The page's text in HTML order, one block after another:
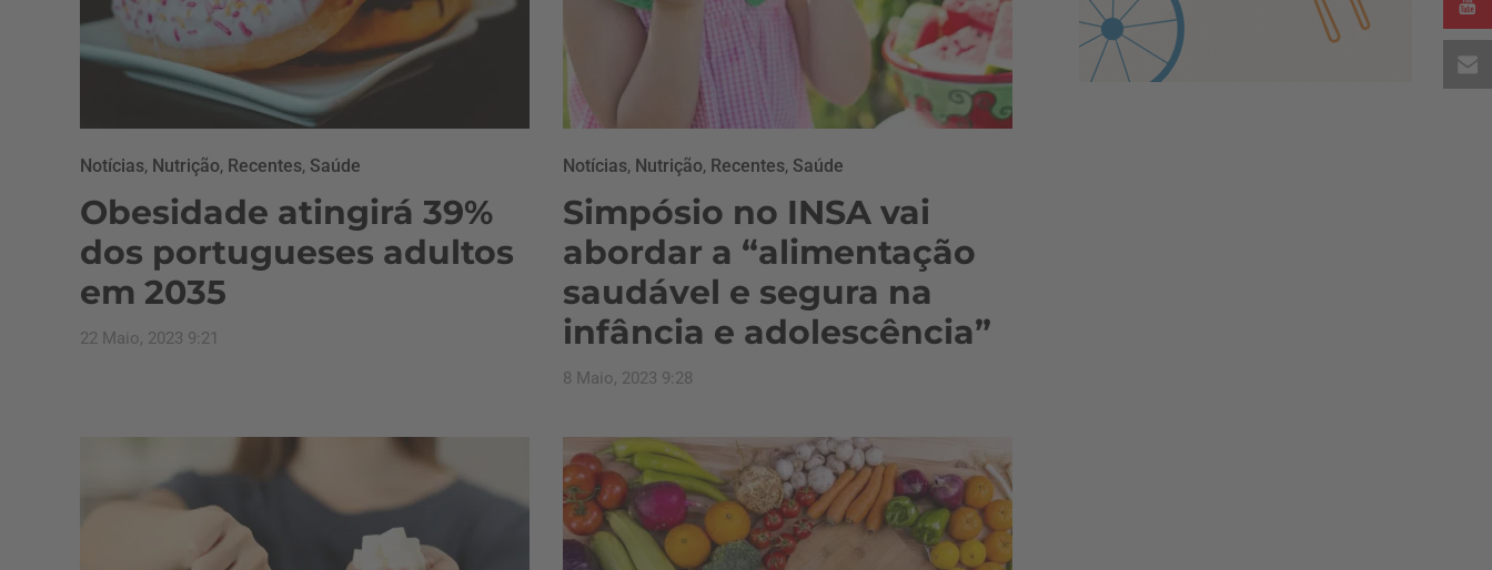
Notícias, Nutrição, Recentes, Saúde
Obesidade atingirá 39%
dos portugueses adultos
em 2035
22 Maio, 2023 9:21
Notícias, Nutrição, Recentes, Saúde
Simpósio no INSA vai
abordar a “alimentação
saudável e segura na
infância e adolescência”
8 Maio, 2023 9:28